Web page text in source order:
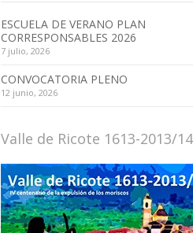
ESCUELA DE VERANO PLAN
CORRESPONSABLES 2026
7 julio, 2026
CONVOCATORIA PLENO
12 junio, 2026
Valle de Ricote 1613-2013/14